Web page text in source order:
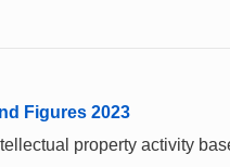
Figures 2023
property activity